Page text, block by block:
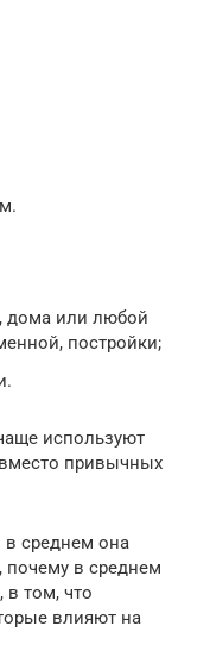
дома или любой
постройки;
используют
привычных
в среднем она
почему в среднем
в том, что
влияют на